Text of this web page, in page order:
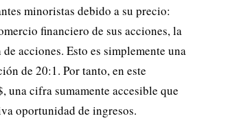
minoristas debido a su precio:
financiero de sus acciones, la
acciones. Esto es simplemente una
de 20:1. Por tanto, en este
una cifra sumamente accesible que
oportunidad de ingresos.